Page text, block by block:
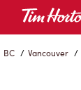
BC / Vancouver /